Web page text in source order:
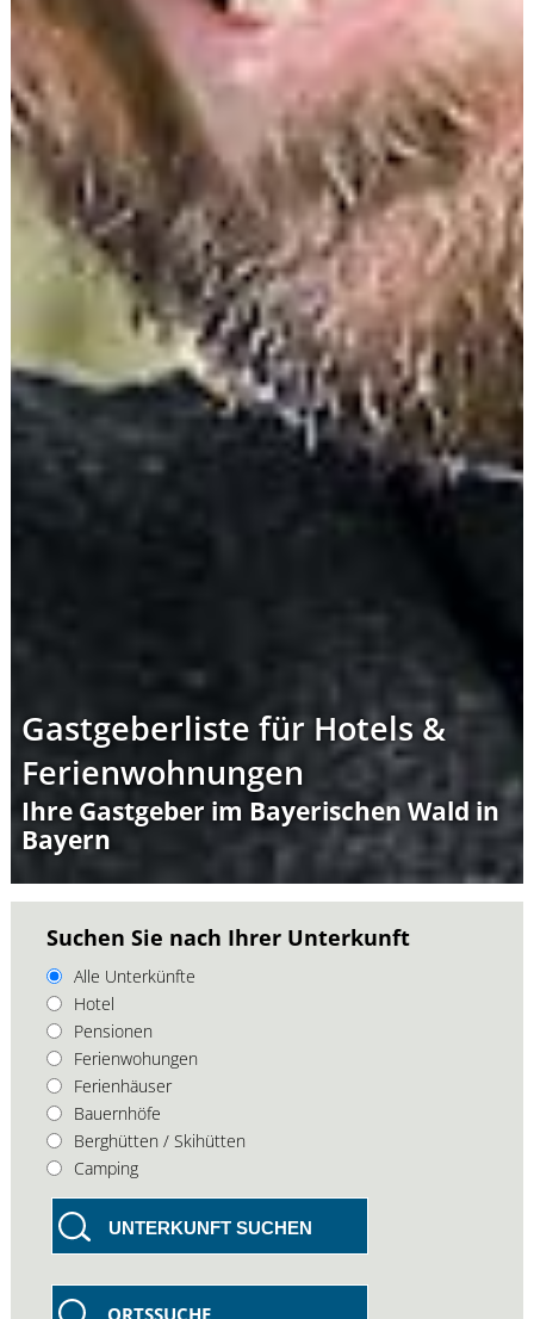
Gastgeberliste für Hotels &
Ferienwohnungen
Ihre Gastgeber im Bayerischen Wald in
Bayern
Suchen Sie nach Ihrer Unterkunft
Alle Unterkünfte
Hotel
Pensionen
Ferienwohungen
Ferienhäuser
Bauernhöfe
Berghütten / Skihütten
Camping
UNTERKUNFT SUCHEN
ORTSSUCHE